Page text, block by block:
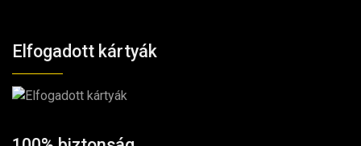
Elfogadott kártyák